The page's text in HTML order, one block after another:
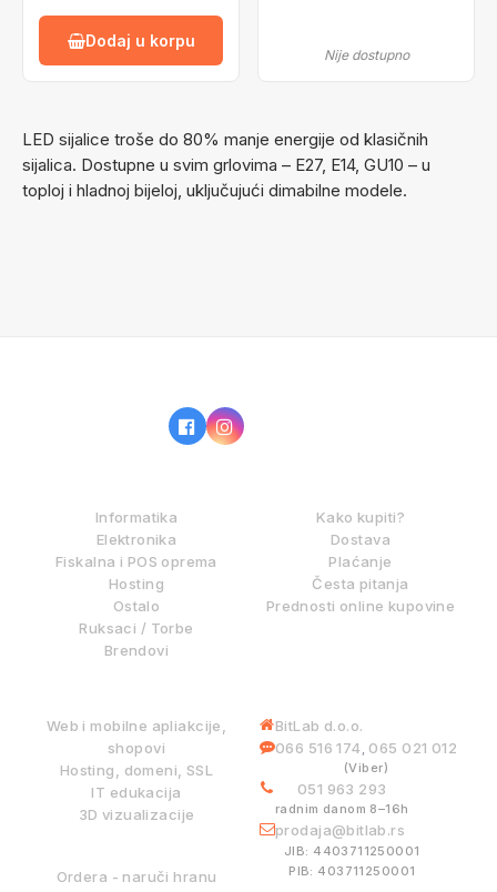
Dodaj u korpu
Nije dostupno
LED sijalice troše do 80% manje energije od klasičnih
sijalica. Dostupne u svim grlovima – E27, E14, GU10 – u
toploj i hladnoj bijeloj, uključujući dimabilne modele.
Informatika
Elektronika
Fiskalna i POS oprema
Hosting
Ostalo
Ruksaci / Torbe
Brendovi
Kako kupiti?
Dostava
Plaćanje
Česta pitanja
Prednosti online kupovine
Web i mobilne apliakcije,
shopovi
Hosting, domeni, SSL
IT edukacija
3D vizualizacije
Ordera - naruči hranu
BitLab d.o.o.
066 516 174, 065 021 012
(Viber)
051 963 293
radnim danom 8–16h
prodaja@bitlab.rs
JIB: 4403711250001
PIB: 403711250001